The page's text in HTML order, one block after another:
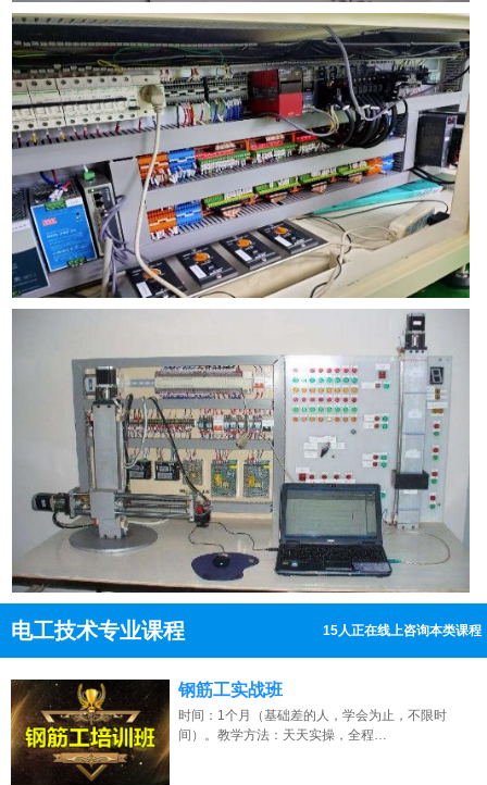
电工技术专业课程 16人正在线上咨询本类课程
点击免费咨询电话：13807313137
钢筋工实战班
时间：1个月（基础差的人，学会为止，不限时
间）。教学方法：天天实操，全程…